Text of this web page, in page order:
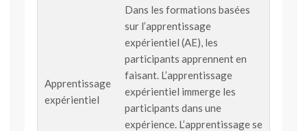
Apprentissage
expérientiel
Dans les formations basées
sur l’apprentissage
expérientiel (AE), les
participants apprennent en
faisant. L’apprentissage
expérientiel immerge les
participants dans une
expérience. L’apprentissage se